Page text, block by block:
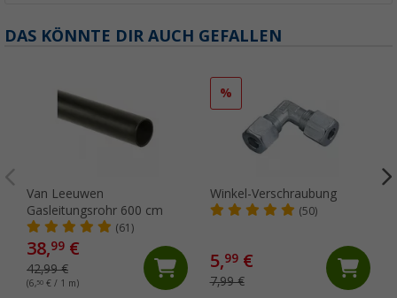
DAS KÖNNTE DIR AUCH GEFALLEN
Van Leeuwen
Gasleitungsrohr 600 cm
(61)
38,99 €
42,99 €
(6,50 € / 1 m)
%
Winkel-Verschraubung
(50)
5,99€
7,99 €